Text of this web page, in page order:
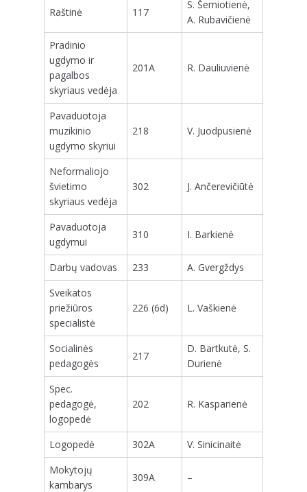
Raštinė 117
S. Šemiotienė,
A. Rubavičienė
Pradinio
ugdymo ir
pagalbos
skyriaus vedėja
201A R. Dauliuvienė
Pavaduotoja
muzikinio
ugdymo skyriui
218 V. Juodpusienė
Neformaliojo
švietimo
skyriaus vedėja
302 J. Ančerevičiūtė
Pavaduotoja
ugdymui
310 I. Barkienė
Darbų vadovas 233
A. Gvergždys
Sveikatos
priežiūros
specialistė
226 (6d) L. Vaškienė
Socialinės
pedagogės
217
D. Bartkutė, S.
Durienė
Spec.
pedagogė,
logopedė
202 R. Kasparienė
Logopedė 302A
V. Sinicinaitė
Mokytojų
kambarys
309A –